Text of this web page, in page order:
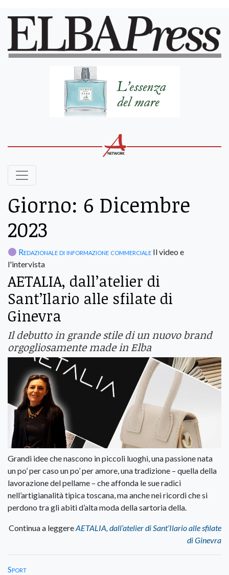
Giorno: 6 Dicembre
2023
Redazionale di informazione commerciale Il video e
l'intervista
AETALIA, dall’atelier di
Sant’Ilario alle sfilate di
Ginevra
Il debutto in grande stile di un nuovo brand
orgogliosamente made in Elba
Grandi idee che nascono in piccoli luoghi, una passione nata
un po’ per caso un po’ per amore, una tradizione – quella della
lavorazione del pellame – che affonda le sue radici
nell’artigianalità tipica toscana, ma anche nei ricordi che si
perdono tra gli abiti d’alta moda della sartoria della.
Continua a leggereAETALIA, dall’atelier di Sant’Ilario alle sfilate
di Ginevra
Sport